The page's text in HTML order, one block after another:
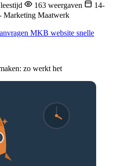
163 weergaven
14-
Marketing Maatwerk
MKB website snelle
zo werkt het